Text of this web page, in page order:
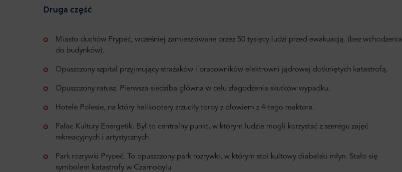
Druga część
Miasto duchów Prypeć, wcześniej zamieszkiwane przez 50 tysięcy ludzi przed ewakuacją. (bez wchodzenia
do budynków).
Opuszczony szpital przyjmujący strażaków i pracowników elektrowni jądrowej dotkniętych katastrofą.
Opuszczony ratusz. Pierwsza siedziba główna w celu złagodzenia skutków wypadku.
Hotele Polesie, na który helikoptery zrzuciły torby z ołowiem z 4-tego reaktora.
Pałac Kultury Energetik. Był to centralny punkt, w którym ludzie mogli korzystać z szeregu zajęć
rekreacyjnych i artystycznych
Park rozrywki Prypeć. To opuszczony park rozrywki, w którym stoi kultowy diabelski młyn. Stało się
symbolem katastrofy w Czarnobylu